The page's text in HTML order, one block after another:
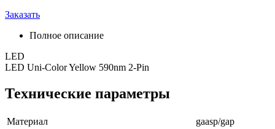
Заказать
Полное описание
LED
LED Uni-Color Yellow 590nm 2-Pin
Технические параметры
Материал
gaasp/gap